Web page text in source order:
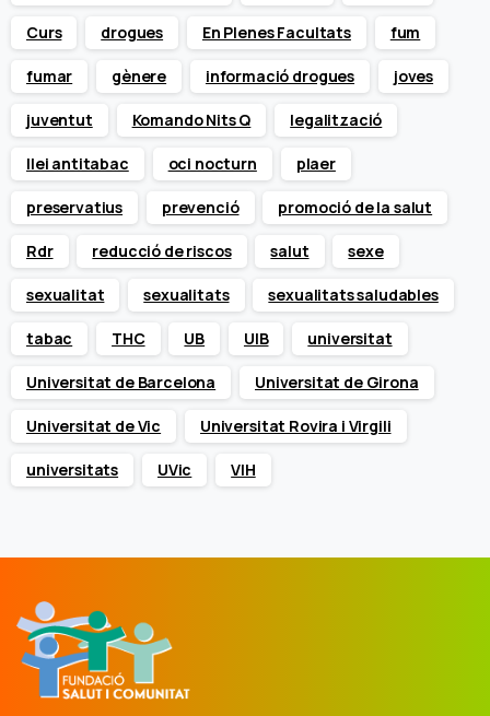
Curs drogues En Plenes Facultats fum
fumar gènere informació drogues joves
juventut Komando Nits Q legalització
llei antitabac oci nocturn plaer
preservatius prevenció promoció de la salut
Rdr reducció de riscos salut sexe
sexualitat sexualitats sexualitats saludables
tabac THC UB UIB universitat
Universitat de Barcelona Universitat de Girona
Universitat de Vic Universitat Rovira i Virgili
universitats UVic VIH